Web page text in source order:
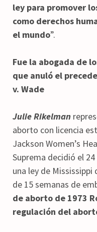
ley para promover
como derechos
el mundo”.
Fue la abogada de
que anuló el
v. Wade
Julie Rikelman
aborto con licencia
Jackson Women’s
Suprema decidió el
una ley de
de 15 semanas de
de aborto de 1973
regulación del